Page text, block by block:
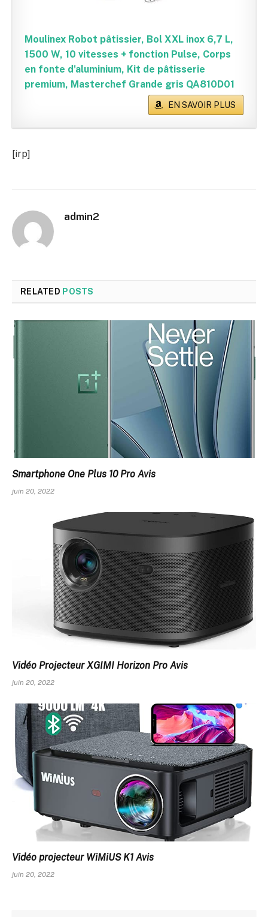
Moulinex Robot pâtissier, Bol XXL inox 6,7 L,
1500 W, 10 vitesses + fonction Pulse, Corps
en fonte d'aluminium, Kit de pâtisserie
premium, Masterchef Grande gris QA810D01
EN SAVOIR PLUS
[irp]
admin2
RELATED POSTS
Smartphone One Plus 10 Pro Avis
juin 20, 2022
Vidéo Projecteur XGIMI Horizon Pro Avis
juin 20, 2022
Vidéo projecteur WiMiUS K1 Avis
juin 20, 2022